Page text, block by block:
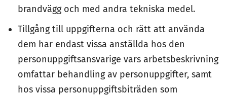
brandvägg och med andra tekniska medel.
Tillgång till uppgifterna och rätt att använda
dem har endast vissa anställda hos den
personuppgiftsansvarige vars arbetsbeskrivning
omfattar behandling av personuppgifter, samt
hos vissa personuppgiftsbiträden som